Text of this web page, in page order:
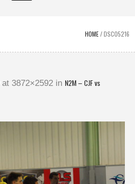
HOME/DSC05216
at 3872×2592 in N2M – CJF vs